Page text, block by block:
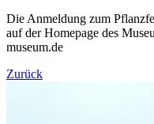
Die Anmeldung zum
auf der Homepage des
museum.de
Zurück